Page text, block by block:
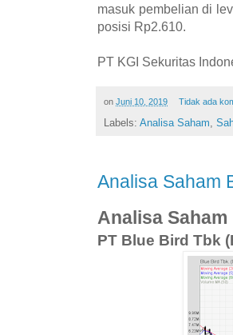
masuk pembelian di
posisi Rp2.610.
PT KGI Sekuritas
on Juni 10, 2019 Tidak ada
Labels: Analisa Saham,
Analisa Saham
Analisa Saham
PT Blue Bird Tbk